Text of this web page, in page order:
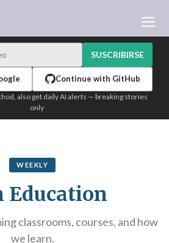
APRENDER IA
TEST EDITION BUILDER
INICIAR SESIÓN
SUSCRIBIRSE
Continue with GitHub
also get daily AI alerts — breaking stories
only
WEEKLY
Education
classrooms, courses, and how
we learn.